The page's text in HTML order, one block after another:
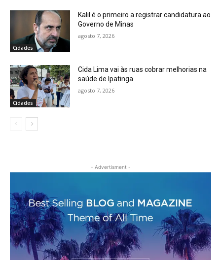
Cidades
Kalil é o primeiro a registrar candidatura ao
Governo de Minas
agosto 7, 2026
Cidades
Cida Lima vai às ruas cobrar melhorias na
saúde de Ipatinga
agosto 7, 2026
- Advertisment -